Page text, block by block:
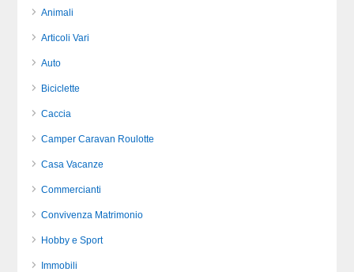
Animali
Articoli Vari
Auto
Biciclette
Caccia
Camper Caravan Roulotte
Casa Vacanze
Commercianti
Convivenza Matrimonio
Hobby e Sport
Immobili